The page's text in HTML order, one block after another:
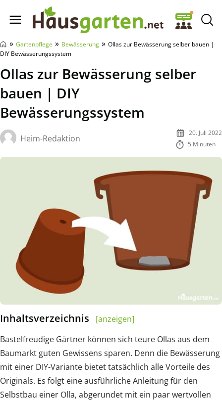
Hausgarten.net
» Gartenpflege » Bewässerung » Ollas zur Bewässerung selber bauen |
DIY Bewässerungssystem
Ollas zur Bewässerung selber
bauen | DIY
Bewässerungssystem
Heim-Redaktion
20. Juli 2022
5 Minuten
Inhaltsverzeichnis
[anzeigen]
Bastelfreudige Gärtner können sich teure Ollas aus dem
Baumarkt guten Gewissens sparen. Denn die Bewässerung
mit einer DIY-Variante bietet tatsächlich alle Vorteile des
Originals. Es folgt eine ausführliche Anleitung für den
Selbstbau einer Olla, abgerundet mit ein paar wertvollen